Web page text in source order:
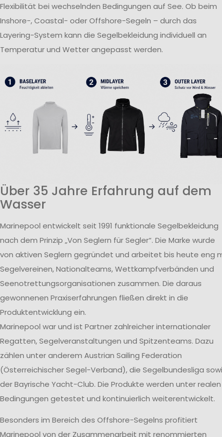
Flexibilität bei wechselnden Bedingungen auf See. Ob beim
Inshore-, Coastal- oder Offshore-Segeln – durch das
Layering-System kann die Segelbekleidung individuell an
Temperatur und Wetter angepasst werden.
Über 35 Jahre Erfahrung auf dem
Wasser
Marinepool entwickelt seit 1991 funktionale Segelbekleidung
nach dem Prinzip „Von Seglern für Segler“. Die Marke wurde
von aktiven Seglern gegründet und arbeitet bis heute eng
Segelvereinen, Nationalteams, Wettkampfverbänden und
Seenotrettungsorganisationen zusammen. Die daraus
gewonnenen Praxiserfahrungen fließen direkt in die
Produktentwicklung ein.
Marinepool war und ist Partner zahlreicher internationaler
Regatten, Segelveranstaltungen und Spitzenteams. Dazu
zählen unter anderem Austrian Sailing Federation
(Österreichischer Segel-Verband), die Segelbundesliga
der Bayrische Yacht-Club. Die Produkte werden unter realen
Bedingungen getestet und kontinuierlich weiterentwickelt.
Besonders im Bereich des Offshore-Segelns profitiert
Marinepool von der Zusammenarbeit mit renommierten